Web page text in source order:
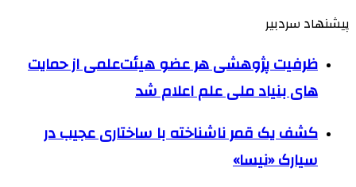
پیشنهاد سردبیر
ظرفیت پژوهشی هر عضو هیئت‌علمی از حمایت
های بنیاد ملی علم اعلام شد
کشف یک قمر ناشناخته با ساختاری عجیب در
سیارک «نیسا»